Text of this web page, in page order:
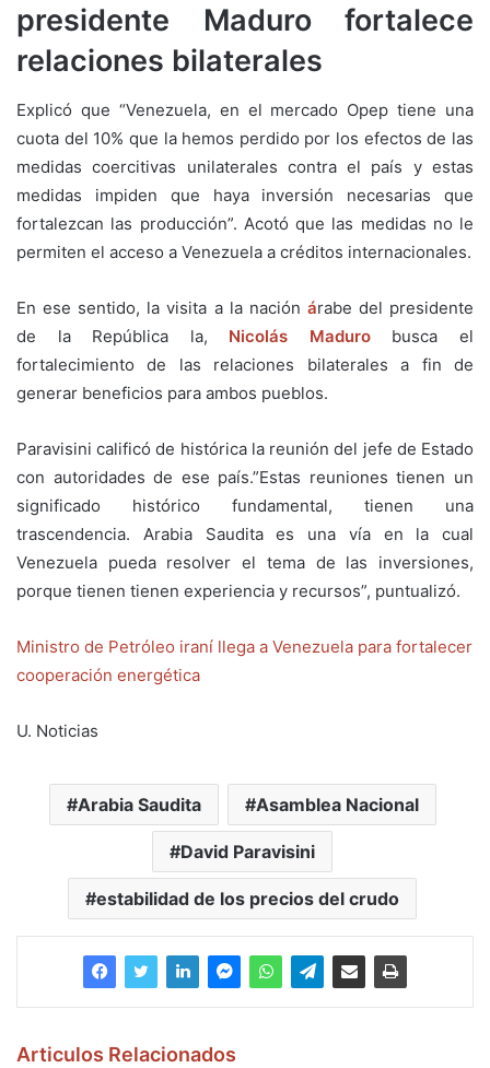
presidente Maduro fortalece
relaciones bilaterales
Explicó que “Venezuela, en el mercado Opep tiene una
cuota del 10% que la hemos perdido por los efectos de las
medidas coercitivas unilaterales contra el país y estas
medidas impiden que haya inversión necesarias que
fortalezcan las producción”. Acotó que las medidas no le
permiten el acceso a Venezuela a créditos internacionales.
En ese sentido, la visita a la nación árabe del presidente
de la República la, Nicolás Madurobusca el
fortalecimiento de las relaciones bilaterales a fin de
generar beneficios para ambos pueblos.
Paravisini calificó de histórica la reunión del jefe de Estado
con autoridades de ese país.”Estas reuniones tienen un
significado histórico fundamental, tienen una
trascendencia. Arabia Saudita es una vía en la cual
Venezuela pueda resolver el tema de las inversiones,
porque tienen tienen experiencia y recursos”, puntualizó.
Ministro de Petróleo iraní llega a Venezuela para fortalecer
cooperación energética
U. Noticias
Arabia Saudita Asamblea Nacional
David Paravisini
estabilidad de los precios del crudo
Articulos Relacionados